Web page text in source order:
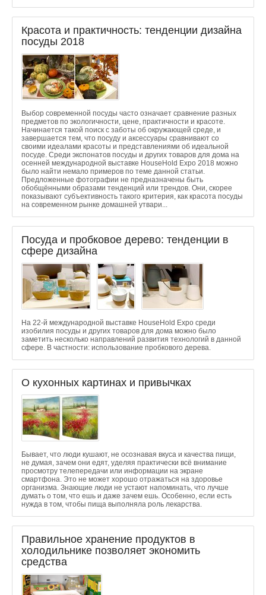
Красота и практичность: тенденции дизайна
посуды 2018
Выбор современной посуды часто означает сравнение разных
предметов по экологичности, цене, практичности и красоте.
Начинается такой поиск с заботы об окружающей среде, и
завершается тем, что посуду и аксессуары сравнивают со
своими идеалами красоты и представлениями об идеальной
посуде. Среди экспонатов посуды и других товаров для дома на
осенней международной выставке HouseHold Expo 2018 можно
было найти немало примеров по теме данной статьи.
Предложенные фотографии не предназначены быть
обобщёнными образами тенденций или трендов. Они, скорее
показывают субъективность такого критерия, как красота посуды
на современном рынке домашней утвари...
Посуда и пробковое дерево: тенденции в
сфере дизайна
На 22-й международной выставке HouseHold Expo среди
изобилия посуды и других товаров для дома можно было
заметить несколько направлений развития технологий в данной
сфере. В частности: использование пробкового дерева.
О кухонных картинах и привычках
Бывает, что люди кушают, не осознавая вкуса и качества пищи,
не думая, зачем они едят, уделяя практически всё внимание
просмотру телепередачи или информации на экране
смартфона. Это не может хорошо отражаться на здоровье
организма. Знающие люди не устают напоминать, что лучше
думать о том, что ешь и даже зачем ешь. Особенно, если есть
нужда в том, чтобы пища выполняла роль лекарства.
Правильное хранение продуктов в
холодильнике позволяет экономить
средства